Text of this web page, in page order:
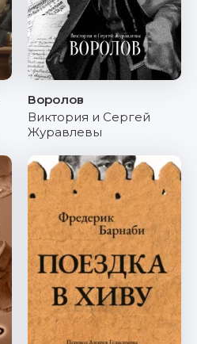
Воролов
Виктория и Сергей
Журавлевы